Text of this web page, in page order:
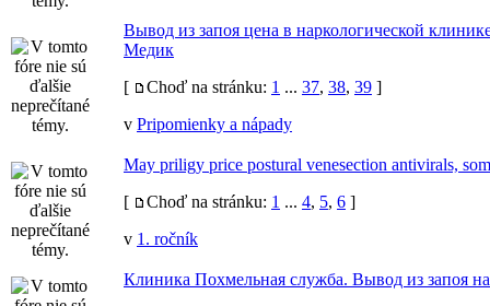
Вывод из запоя цена в наркологической
Медик
[
Choď na stránku: 1 ... 37, 38, 39 ]
v Pripomienky a nápady
May priligy price postural venesection antivirals,
[
Choď na stránku: 1 ... 4, 5, 6 ]
v 1. ročník
Клиника Похмельная служба. Вывод из запоя